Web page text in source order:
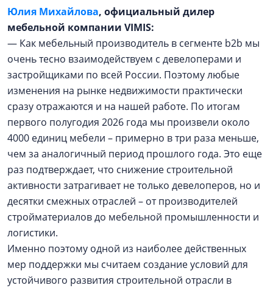
Юлия Михайлова, официальный дилер
мебельной компании VIMIS:
— Как мебельный производитель в сегменте b2b мы
очень тесно взаимодействуем с девелоперами и
застройщиками по всей России. Поэтому любые
изменения на рынке недвижимости практически
сразу отражаются и на нашей работе. По итогам
первого полугодия 2026 года мы произвели около
4000 единиц мебели – примерно в три раза меньше,
чем за аналогичный период прошлого года. Это еще
раз подтверждает, что снижение строительной
активности затрагивает не только девелоперов, но и
десятки смежных отраслей – от производителей
стройматериалов до мебельной промышленности и
логистики.
Именно поэтому одной из наиболее действенных
мер поддержки мы считаем создание условий для
устойчивого развития строительной отрасли в